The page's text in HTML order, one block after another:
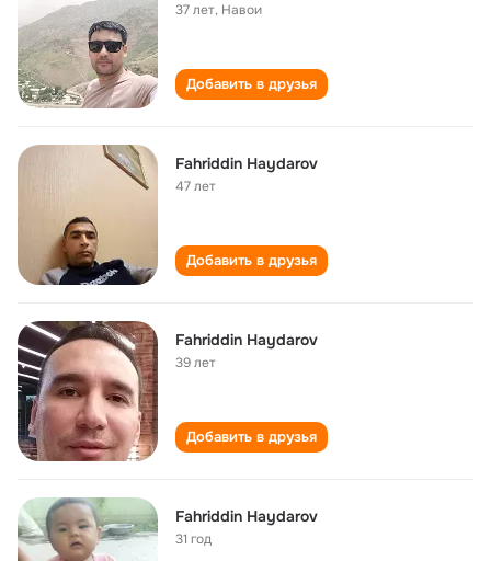
37 лет, Навои
Добавить в друзья
Fahriddin Haydarov
47 лет
Добавить в друзья
Fahriddin Haydarov
39 лет
Добавить в друзья
Fahriddin Haydarov
31 год